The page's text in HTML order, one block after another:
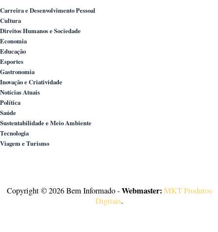
Carreira e Desenvolvimento Pessoal
Cultura
Direitos Humanos e Sociedade
Economia
Educação
Esportes
Gastronomia
Inovação e Criatividade
Notícias Atuais
Política
Saúde
Sustentabilidade e Meio Ambiente
Tecnologia
Viagem e Turismo
Copyright © 2026 Bem Informado -Webmaster: MKT Produtos
Digitais.